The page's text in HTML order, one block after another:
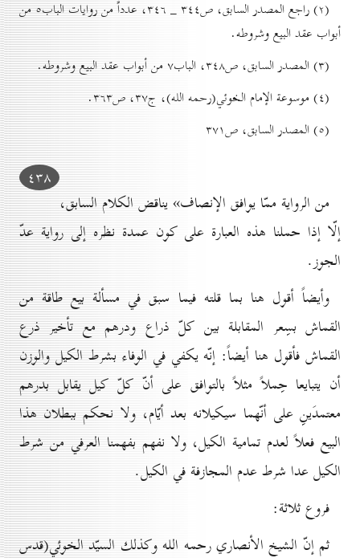
(۲) راجع المصدر السابق، ص۳٤٤ _ ۳٤٦، عدداً من روايات الباب٥ من
أبواب عقد البيع وشروطه.
(۳) المصدر السابق، ص۳٤۸، الباب۷ من أبواب عقد البيع وشروطه.
(٤) موسوعة الإمام الخوئي(رحمه الله)، ج۳۷، ص۳٦۳.
(٥) المصدر السابق، ص۳۷۱
٤۳۸
من الرواية ممّا يوافق الإنصاف» يناقض الكلام السابق،
إلّا إذا حملنا هذه العبارة على كون عمدة نظره إلى رواية عدّ
الجوز.
وأيضاً أقول هنا بما قلته فيما سبق في مسألة بيع طاقة من
القماش بسِعر المقابلة بين كلّ ذراع ودرهم مع تأخير ذرع
القماش فأقول هنا أيضاً: إنّه يكفي في الوفاء بشرط الكيل والوزن
أن يتبايعا حِملاً مثلاً بالتوافق على أنّ كلّ كيل يقابل بدرهم
معتمدَينِ على أنّهما سيكيلانه بعد أيّام، ولا نحكم ببطلان هذا
البيع فعلاً لعدم تمامية الكيل، ولا نفهم بفهمنا العرفي من شرط
الكيل عدا شرط عدم المجازفة في الكيل.
فروع ثلاثة:
ثم إنّ الشيخ الأنصاري رحمه الله وكذلك السيّد الخوئي(قدس